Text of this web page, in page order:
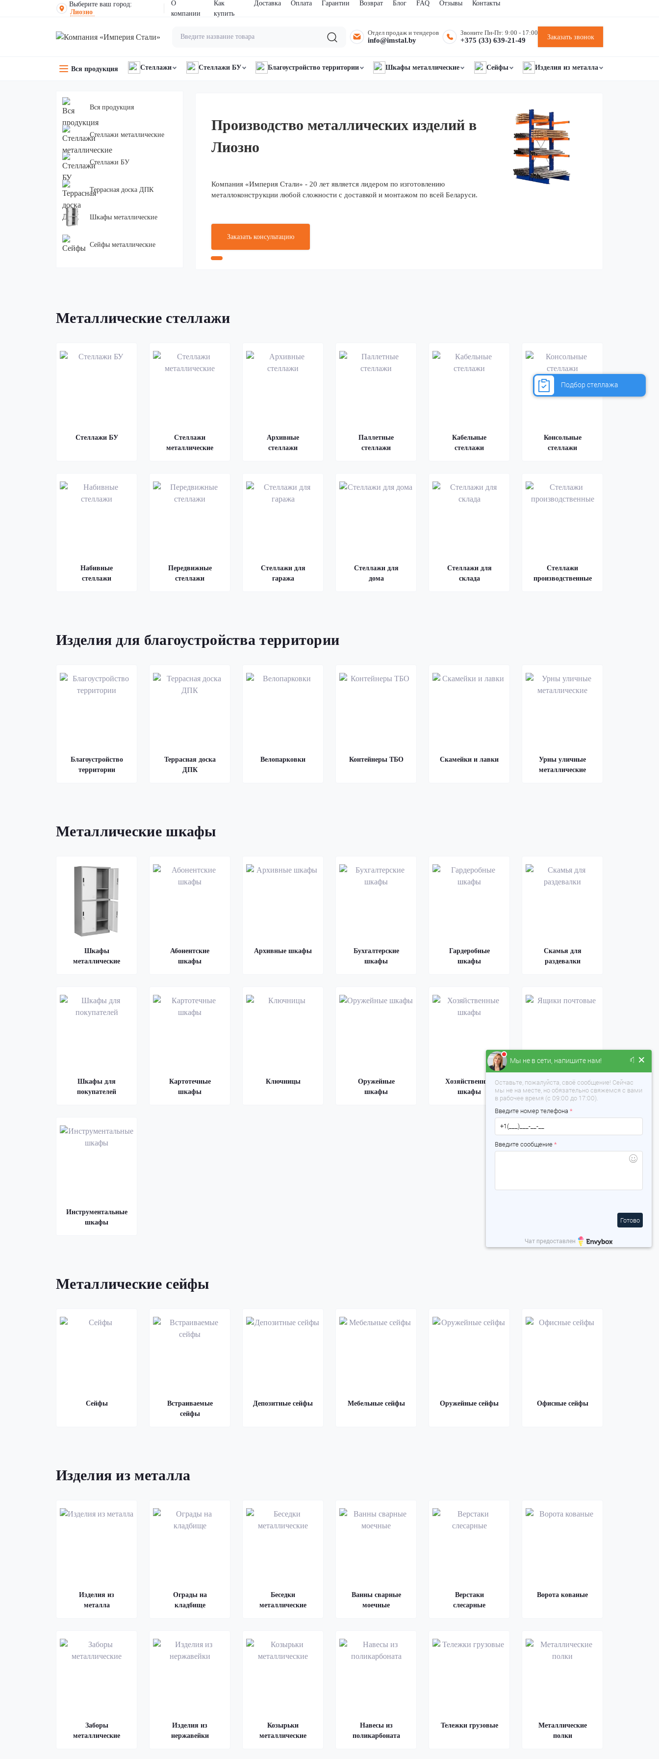
Выберите ваш город:
Лиозно
О
компании
Как
купить
Доставка Оплата Гарантии Возврат Блог FAQ Отзывы Контакты
Вся продукция
Стеллажи металлические
Стеллажи БУ
Террасная доска ДПК
Шкафы металлические
Сейфы металлические
благоустройства
Отдел продаж и тендеров
info@imstal.by
Звоните Пн-Пт: 9:00 - 17:00
+375 (33) 639-21-49 Заказать звонок
Вся продукция Стеллажи Стеллажи БУ Благоустройство территории Шкафы металлические Сейфы Изделия из металла
Производство металлических изделий в
Лиозно
Компания «Империя Стали» - 20 лет является лидером по изготовлению
металлоконструкции любой сложности с доставкой и монтажом по всей Беларуси.
Заказать консультацию
Металлические стеллажи
Стеллажи БУ
Стеллажи
металлические
Архивные
стеллажи
Паллетные
стеллажи
Кабельные
стеллажи
Консольные
стеллажи
Набивные
стеллажи
Передвижные
стеллажи
Стеллажи для
гаража
Стеллажи для
дома
Стеллажи для
склада
Стеллажи
производственные
Изделия для благоустройства территории
Благоустройство
территории
Террасная доска
ДПК
Велопарковки Контейнеры ТБО Скамейки и лавки
Урны уличные
металлические
Металлические шкафы
Шкафы
металлические
Абонентские
шкафы
Архивные шкафы
Бухгалтерские
шкафы
Гардеробные
шкафы
Скамья для
раздевалки
Шкафы для
покупателей
Картотечные
шкафы
Ключницы
Оружейные
шкафы
Хозяйственные
шкафы
Ящики почтовые
Инструментальные
шкафы
Металлические сейфы
Сейфы
Встраиваемые
сейфы
Депозитные сейфы Мебельные сейфы Оружейные сейфы Офисные сейфы
Изделия из металла
Изделия из
металла
Ограды на
кладбище
Беседки
металлические
Ванны сварные
моечные
Верстаки
слесарные
Ворота кованые
Заборы
металлические
Изделия из
нержавейки
Козырьки
металлические
Навесы из
поликарбоната
Тележки грузовые
Металлические
полки
Подбор стеллажа
Мы не в сети, напишите нам!
Оставьте, пожалуйста, своё сообщение! Сейчас
мы не на месте, но обязательно свяжемся с вами
в рабочее время (с 09:00 до 17:00).
Введите номер телефона *
Введите сообщение*
Готово
Чат предоставлен